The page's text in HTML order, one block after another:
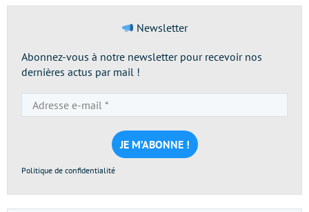
Newsletter
Abonnez-vous à notre newsletter pour recevoir nos
dernières actus par mail !
e-
mail
*
Politique de confidentialité